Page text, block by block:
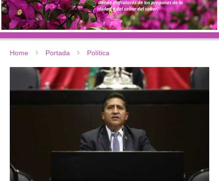
Home Portada Política